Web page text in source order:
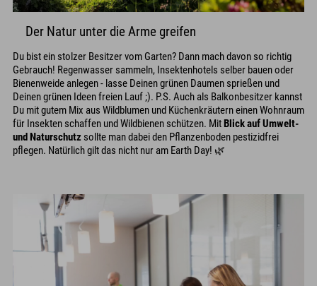
Der Natur unter die Arme greifen
Du bist ein stolzer Besitzer vom Garten? Dann mach davon so richtig
Gebrauch! Regenwasser sammeln, Insektenhotels selber bauen oder
Bienenweide anlegen - lasse Deinen grünen Daumen sprießen und
Deinen grünen Ideen freien Lauf ;). P.S. Auch als Balkonbesitzer kannst
Du mit gutem Mix aus Wildblumen und Küchenkräutern einen Wohnraum
für Insekten schaffen und Wildbienen schützen. MitBlick auf Umwelt-
und Naturschutz sollte man dabei den Pflanzenboden pestizidfrei
pflegen. Natürlich gilt das nicht nur am Earth Day! 🌿